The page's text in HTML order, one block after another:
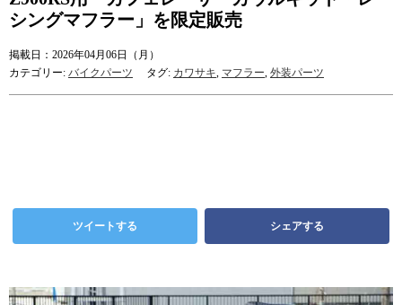
シングマフラー」を限定販売
掲載日：2026年04月06日（月）
カテゴリー: バイクパーツ タグ: カワサキ, マフラー, 外装パーツ
ツイートする シェアする